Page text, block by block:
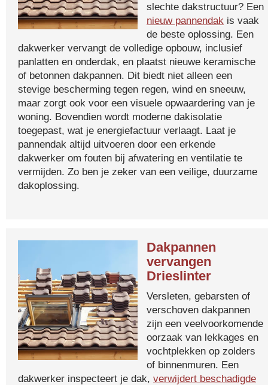
slechte dakstructuur? Een
nieuw pannendak is vaak
de beste oplossing. Een
dakwerker vervangt de volledige opbouw, inclusief
panlatten en onderdak, en plaatst nieuwe keramische
of betonnen dakpannen. Dit biedt niet alleen een
stevige bescherming tegen regen, wind en sneeuw,
maar zorgt ook voor een visuele opwaardering van je
woning. Bovendien wordt moderne dakisolatie
toegepast, wat je energiefactuur verlaagt. Laat je
pannendak altijd uitvoeren door een erkende
dakwerker om fouten bij afwatering en ventilatie te
vermijden. Zo ben je zeker van een veilige, duurzame
dakoplossing.
Dakpannen
vervangen
Drieslinter
Versleten, gebarsten of
verschoven dakpannen
zijn een veelvoorkomende
oorzaak van lekkages en
vochtplekken op zolders
of binnenmuren. Een
dakwerker inspecteert je dak, verwijdert beschadigde